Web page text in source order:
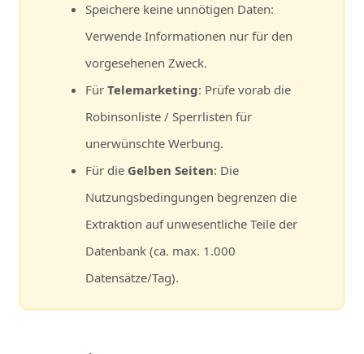
Speichere keine unnötigen Daten:
Verwende Informationen nur für den
vorgesehenen Zweck.
Für Telemarketing: Prüfe vorab die
Robinsonliste / Sperrlisten für
unerwünschte Werbung.
Für die Gelben Seiten: Die
Nutzungsbedingungen begrenzen die
Extraktion auf unwesentliche Teile der
Datenbank (ca. max. 1.000
Datensätze/Tag).